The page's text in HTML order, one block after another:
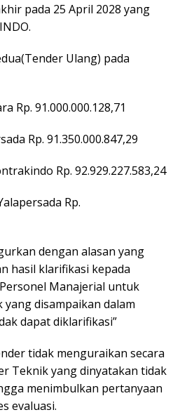
pada 25 April 2028 yang
Ulang) pada
Rp. 91.000.000.128,71
Rp. 91.350.000.847,29
Rp. 92.929.227.583,24
Rp.
dengan alasan yang
hasil klarifikasi kepada
Manajerial untuk
disampaikan dalam
dapat diklarifikasi”
tidak menguraikan secara
Teknik yang dinyatakan tidak
menimbulkan pertanyaan
evaluasi.